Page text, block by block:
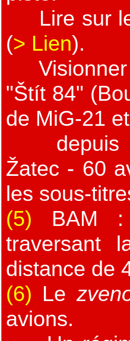
Lire sur le
(> Lien).
Visionner
"Štít 84"
de MiG-21
depuis la
Žatec - 60
les sous-
(5) BAM :
traversant
distance de
(6) Le
avions.